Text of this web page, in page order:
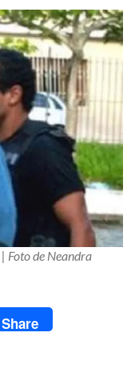
Foto de Neandra
Share